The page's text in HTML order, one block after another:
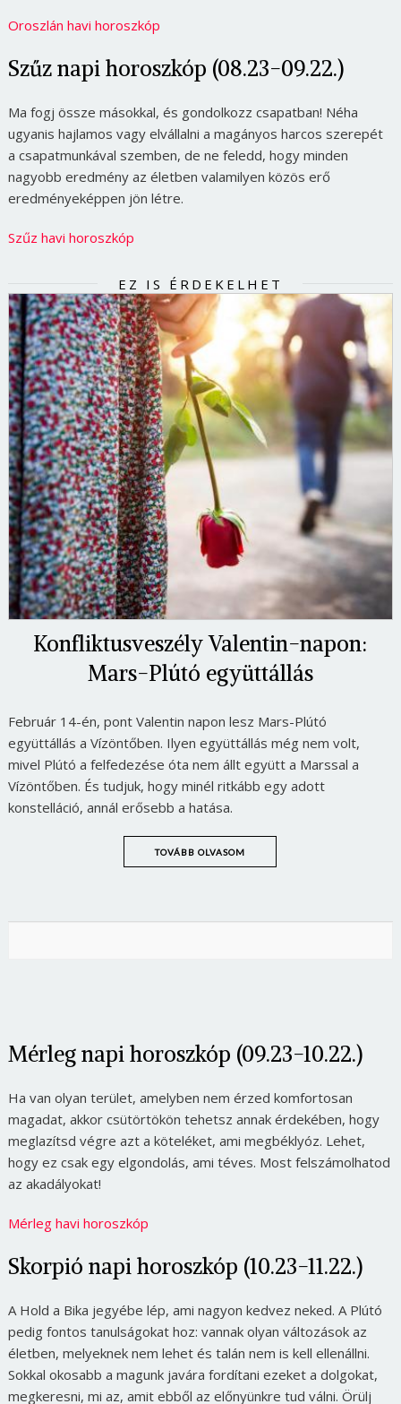
Oroszlán havi horoszkóp
Szűz napi horoszkóp (08.23-09.22.)
Ma fogj össze másokkal, és gondolkozz csapatban! Néha
ugyanis hajlamos vagy elvállalni a magányos harcos szerepét
a csapatmunkával szemben, de ne feledd, hogy minden
nagyobb eredmény az életben valamilyen közös erő
eredményeképpen jön létre.
Szűz havi horoszkóp
EZ IS ÉRDEKELHET
Konfliktusveszély Valentin-napon:
Mars-Plútó együttállás
Február 14-én, pont Valentin napon lesz Mars-Plútó
együttállás a Vízöntőben. Ilyen együttállás még nem volt,
mivel Plútó a felfedezése óta nem állt együtt a Marssal a
Vízöntőben. És tudjuk, hogy minél ritkább egy adott
konstelláció, annál erősebb a hatása.
TOVÁBB OLVASOM
Mérleg napi horoszkóp (09.23-10.22.)
Ha van olyan terület, amelyben nem érzed komfortosan
magadat, akkor csütörtökön tehetsz annak érdekében, hogy
meglazítsd végre azt a köteléket, ami megbéklyóz. Lehet,
hogy ez csak egy elgondolás, ami téves. Most felszámolhatod
az akadályokat!
Mérleg havi horoszkóp
Skorpió napi horoszkóp (10.23-11.22.)
A Hold a Bika jegyébe lép, ami nagyon kedvez neked. A Plútó
pedig fontos tanulságokat hoz: vannak olyan változások az
életben, melyeknek nem lehet és talán nem is kell ellenállni.
Sokkal okosabb a magunk javára fordítani ezeket a dolgokat,
megkeresni, mi az, amit ebből az előnyünkre tud válni. Örülj